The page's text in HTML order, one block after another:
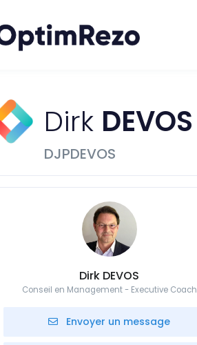
Dirk DEVOS
DJPDEVOS
Dirk DEVOS
Conseil en Management - Executive Coach
Envoyer un message